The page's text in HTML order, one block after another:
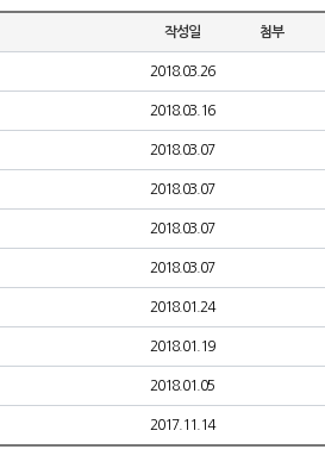
작성일 첨부
2018.03.26
2018.03.16
2018.03.07
2018.03.07
2018.03.07
2018.03.07
2018.01.24
2018.01.19
2018.01.05
2017.11.14